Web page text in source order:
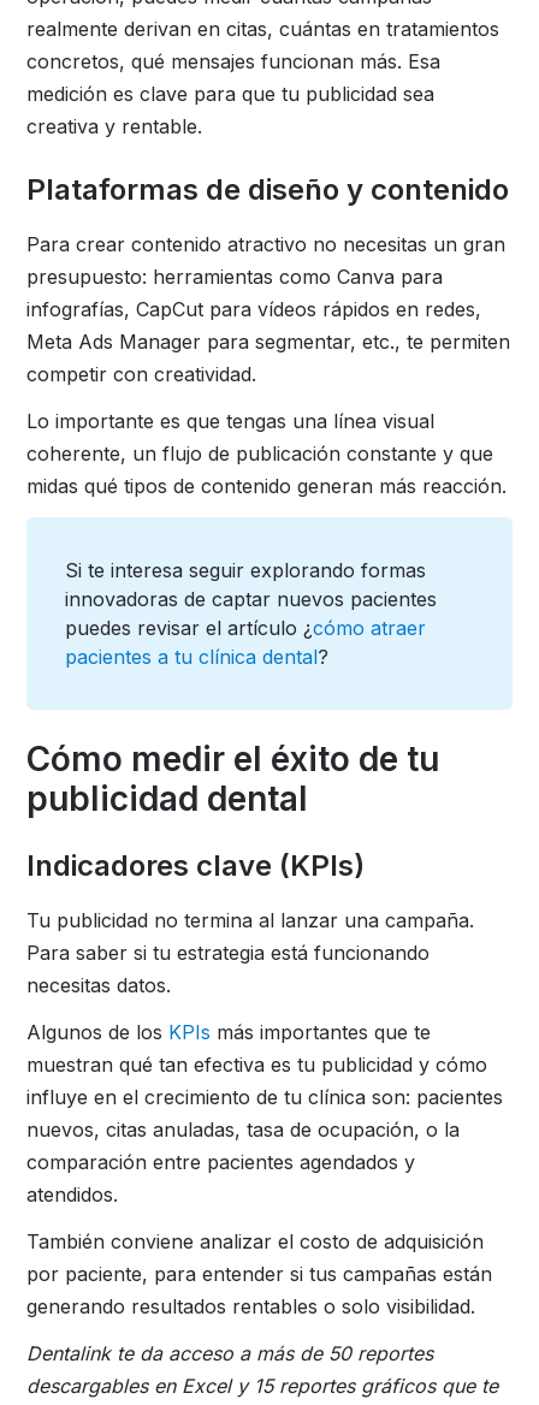
realmente derivan en citas, cuántas en tratamientos
concretos, qué mensajes funcionan más. Esa
medición es clave para que tu publicidad sea
creativa y rentable.
Plataformas de diseño y contenido
Para crear contenido atractivo no necesitas un gran
presupuesto: herramientas como Canva para
infografías, CapCut para vídeos rápidos en redes,
Meta Ads Manager para segmentar, etc., te permiten
competir con creatividad.
Lo importante es que tengas una línea visual
coherente, un flujo de publicación constante y que
midas qué tipos de contenido generan más reacción.
Si te interesa seguir explorando formas
innovadoras de captar nuevos pacientes
puedes revisar el artículo ¿cómo atraer
pacientes a tu clínica dental?
Cómo medir el éxito de tu
publicidad dental
Indicadores clave (KPIs)
Tu publicidad no termina al lanzar una campaña.
Para saber si tu estrategia está funcionando
necesitas datos.
Algunos de los KPIs más importantes que te
muestran qué tan efectiva es tu publicidad y cómo
influye en el crecimiento de tu clínica son: pacientes
nuevos, citas anuladas, tasa de ocupación, o la
comparación entre pacientes agendados y
atendidos.
También conviene analizar el costo de adquisición
por paciente, para entender si tus campañas están
generando resultados rentables o solo visibilidad.
Dentalink te da acceso a más de 50 reportes
descargables en Excel y 15 reportes gráficos que te